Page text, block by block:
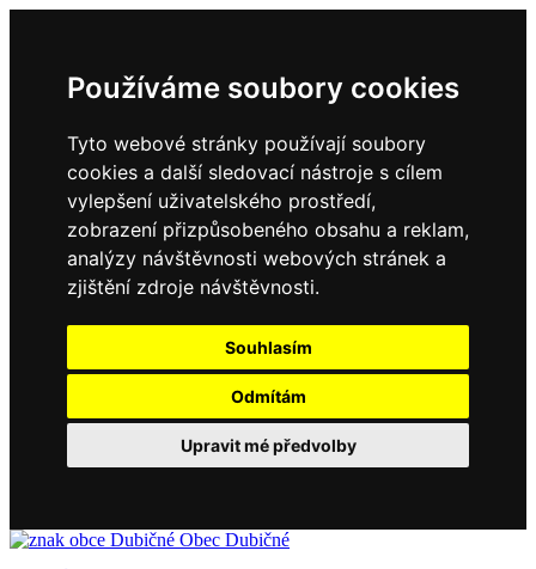
Používáme soubory cookies
Tyto webové stránky používají soubory
cookies a další sledovací nástroje s cílem
vylepšení uživatelského prostředí,
zobrazení přizpůsobeného obsahu a reklam,
analýzy návštěvnosti webových stránek a
zjištění zdroje návštěvnosti.
Souhlasím
Odmítám
Upravit mé předvolby
Obec Dubičné